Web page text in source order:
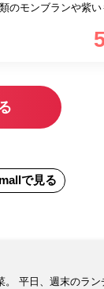
ドリンクバー」も
で見る
。 平日、週末のラン